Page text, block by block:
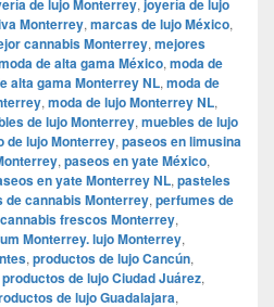
de lujo Monterrey joyería de lujo
Monterrey, marcas de lujo México,
cannabis Monterrey, mejores
de alta gama México, moda de
alta gama Monterrey NL, moda de
, moda de lujo Monterrey NL,
de lujo Monterrey, muebles de lujo
de lujo Monterrey, paseos en limusina
, paseos en yate México,
en yate Monterrey NL, pasteles
de cannabis Monterrey, perfumes de
frescos Monterrey,
Monterrey. lujo Monterrey,
, productos de lujo Cancún,
productos de lujo Ciudad Juárez,
de lujo Guadalajara,